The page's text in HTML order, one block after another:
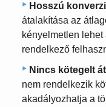
Hosszú
átalakítása az
kényelmetlen
rendelkező
Nincs kötegelt
nem rendelkezik
akadályozhatja a